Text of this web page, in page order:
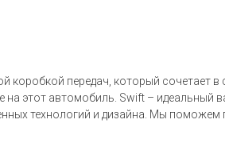
коробкой передач, который
этот автомобиль. Swift – идеальный
технологий и дизайна. Мы